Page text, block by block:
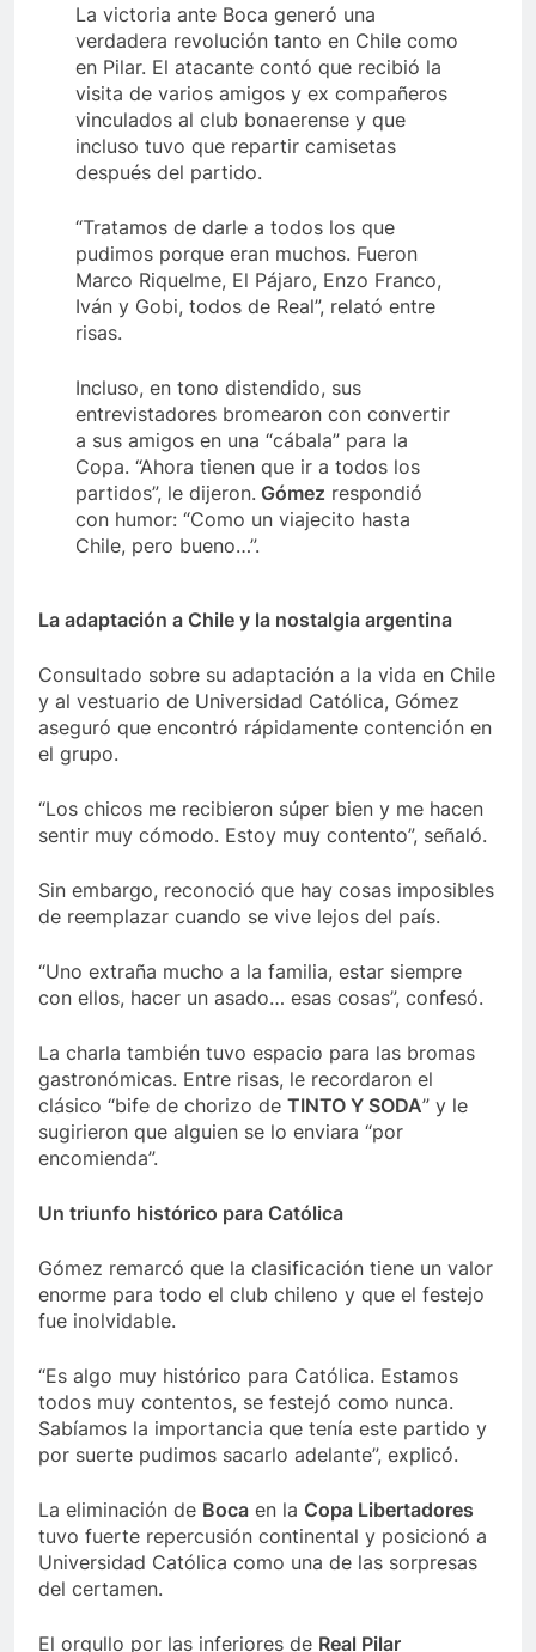
La victoria ante Boca generó una
verdadera revolución tanto en Chile como
en Pilar. El atacante contó que recibió la
visita de varios amigos y ex compañeros
vinculados al club bonaerense y que
incluso tuvo que repartir camisetas
después del partido.
“Tratamos de darle a todos los que
pudimos porque eran muchos. Fueron
Marco Riquelme, El Pájaro, Enzo Franco,
Iván y Gobi, todos de Real”, relató entre
risas.
Incluso, en tono distendido, sus
entrevistadores bromearon con convertir
a sus amigos en una “cábala” para la
Copa. “Ahora tienen que ir a todos los
partidos”, le dijeron. Gómez respondió
con humor: “Como un viajecito hasta
Chile, pero bueno…”.
La adaptación a Chile y la nostalgia argentina
Consultado sobre su adaptación a la vida en Chile
y al vestuario de Universidad Católica, Gómez
aseguró que encontró rápidamente contención en
el grupo.
“Los chicos me recibieron súper bien y me hacen
sentir muy cómodo. Estoy muy contento”, señaló.
Sin embargo, reconoció que hay cosas imposibles
de reemplazar cuando se vive lejos del país.
“Uno extraña mucho a la familia, estar siempre
con ellos, hacer un asado… esas cosas”, confesó.
La charla también tuvo espacio para las bromas
gastronómicas. Entre risas, le recordaron el
clásico “bife de chorizo de TINTO Y SODA” y le
sugirieron que alguien se lo enviara “por
encomienda”.
Un triunfo histórico para Católica
Gómez remarcó que la clasificación tiene un valor
enorme para todo el club chileno y que el festejo
fue inolvidable.
“Es algo muy histórico para Católica. Estamos
todos muy contentos, se festejó como nunca.
Sabíamos la importancia que tenía este partido y
por suerte pudimos sacarlo adelante”, explicó.
La eliminación de Boca en la Copa Libertadores
tuvo fuerte repercusión continental y posicionó a
Universidad Católica como una de las sorpresas
del certamen.
El orgullo por las inferiores de Real Pilar